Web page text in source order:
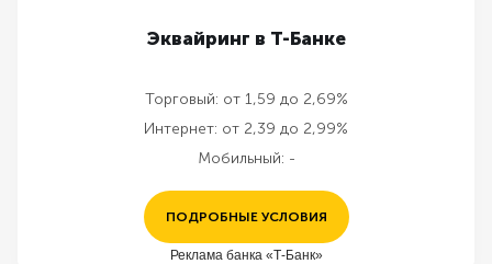
Эквайринг в Т-Банке
Торговый: от 1,59 до 2,69%
Интернет: от 2,39 до 2,99%
Мобильный: -
ПОДРОБНЫЕ УСЛОВИЯ
Реклама банка «Т-Банк»